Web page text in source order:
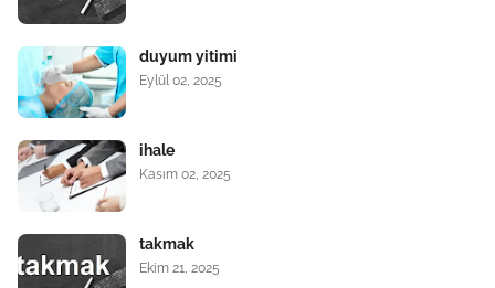
duyum yitimi
Eylül 02, 2025
ihale
Kasım 02, 2025
takmak
Ekim 21, 2025